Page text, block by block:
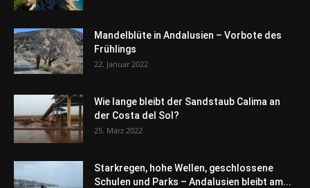
Mandelblüte in Andalusien – Vorbote des
Frühlings
22. Januar 2022
Wie lange bleibt der Sandstaub Calima an
der Costa del Sol?
25. März 2022
Starkregen, hohe Wellen, geschlossene
Schulen und Parks – Andalusien bleibt am...